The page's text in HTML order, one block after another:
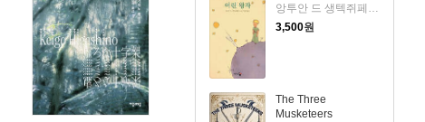
앙투안 드 생텍쥐페리 저/김설아 역
3,500원
The Three
Musketeers